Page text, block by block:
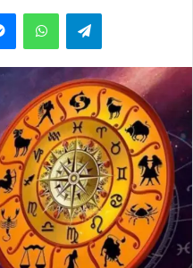
MessengerWhatsAppTelegram